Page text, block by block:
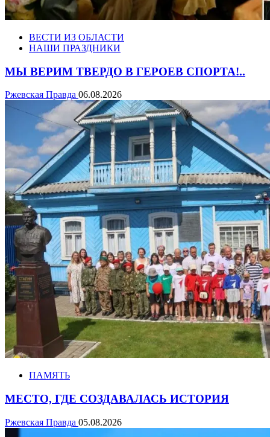
ВЕСТИ ИЗ ОБЛАСТИ
НАШИ ПРАЗДНИКИ
МЫ ВЕРИМ ТВЕРДО В ГЕРОЕВ СПОРТА!..
Ржевская Правда 06.08.2026
ПАМЯТЬ
МЕСТО, ГДЕ СОЗДАВАЛАСЬ ИСТОРИЯ
Ржевская Правда 05.08.2026